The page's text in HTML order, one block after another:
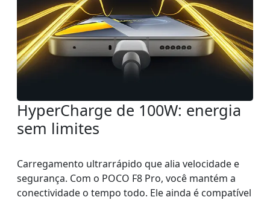
HyperCharge de 100W: energia
sem limites
Carregamento ultrarrápido que alia velocidade e
segurança. Com o POCO F8 Pro, você mantém a
conectividade o tempo todo. Ele ainda é compatível